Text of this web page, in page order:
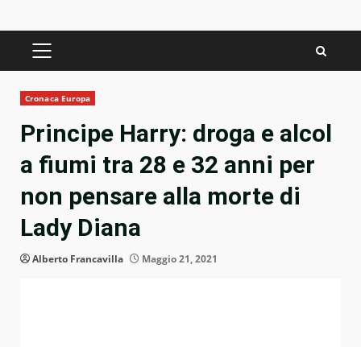
PRIMARY
Cronaca Europa
Principe Harry: droga e alcol
a fiumi tra 28 e 32 anni per
non pensare alla morte di
Lady Diana
Alberto Francavilla Maggio 21, 2021